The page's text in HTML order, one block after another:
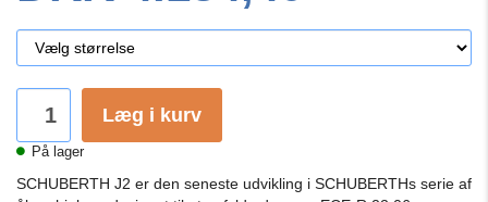
Læg i kurv
På lager
SCHUBERTH J2 er den seneste udvikling i SCHUBERTHs serie af